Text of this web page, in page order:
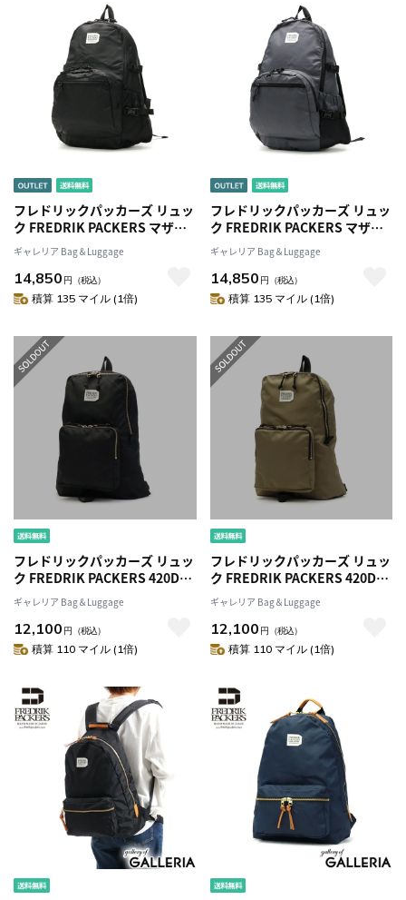
フレドリックパッカーズ リュッ
ク FREDRIK PACKERS マザー
バッグ 210D DAY PACK TIPI リ
ュックサック マザーズリュック
背面ポケット ナイロン バッグ
軽い A4 多機能 23L メンズ レデ
ギャレリア Bag＆Luggage
14,850 円 （税込）
積算 135 マイル (1倍)
フレドリックパッカーズ リュッ
ク FREDRIK PACKERS マザー
バッグ 210D DAY PACK TIPI リ
ュックサック マザーズリュック
背面ポケット ナイロン バッグ
軽い A4 多機能 23L メンズ レデ
ギャレリア Bag＆Luggage
14,850 円 （税込）
積算 135 マイル (1倍)
フレドリックパッカーズ リュッ
ク FREDRIK PACKERS 420D
SNUG PACK バックパック リュ
ックサック デイパック Sサイズ
日本製 メンズ レディース
ギャレリア Bag＆Luggage
12,100 円 （税込）
積算 110 マイル (1倍)
フレドリックパッカーズ リュッ
ク FREDRIK PACKERS 420D
SNUG PACK バックパック リュ
ックサック デイパック Sサイズ
日本製 メンズ レディース
ギャレリア Bag＆Luggage
12,100 円 （税込）
積算 110 マイル (1倍)